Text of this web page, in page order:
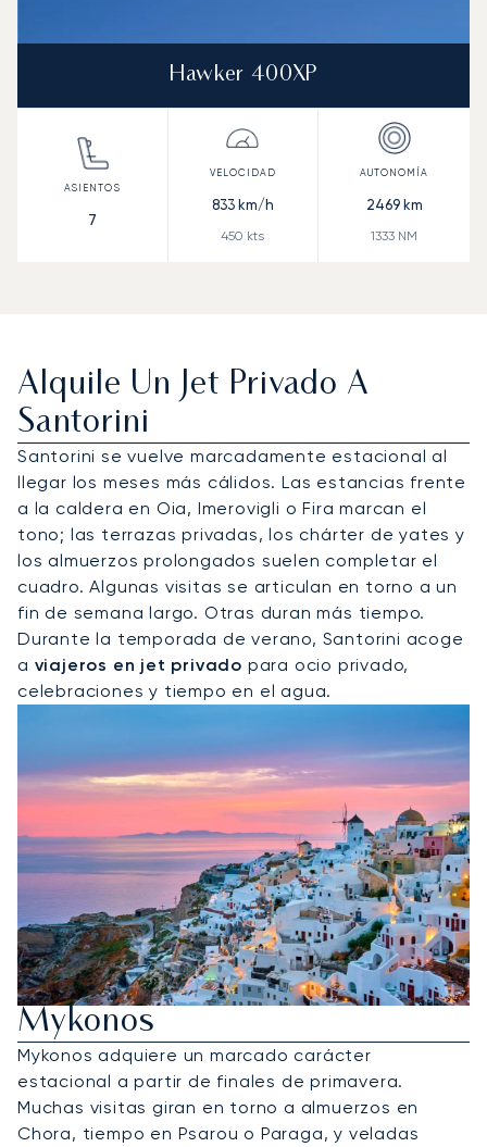
Hawker 400XP
7
833km/h
450 kts
2469km
1333 NM
Alquile Un Jet Privado A
Santorini
Santorini se vuelve marcadamente estacional al
llegar los meses más cálidos. Las estancias frente
a la caldera en Oia, Imerovigli o Fira marcan el
tono; las terrazas privadas, los chárter de yates y
los almuerzos prolongados suelen completar el
cuadro. Algunas visitas se articulan en torno a un
fin de semana largo. Otras duran más tiempo.
Durante la temporada de verano, Santorini acoge
a viajeros en jet privado para ocio privado,
celebraciones y tiempo en el agua.
Alquile Un Jet Privado A
Mykonos
Mykonos adquiere un marcado carácter
estacional a partir de finales de primavera.
Muchas visitas giran en torno a almuerzos en
Chora, tiempo en Psarou o Paraga, y veladas